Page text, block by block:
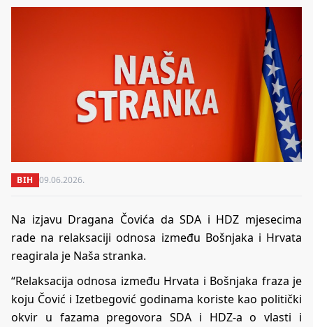
BIH 09.06.2026.
Na izjavu Dragana Čovića da SDA i HDZ mjesecima
rade na relaksaciji odnosa između Bošnjaka i Hrvata
reagirala je Naša stranka.
“Relaksacija odnosa između Hrvata i Bošnjaka fraza je
koju Čović i Izetbegović godinama koriste kao politički
okvir u fazama pregovora SDA i HDZ-a o vlasti i